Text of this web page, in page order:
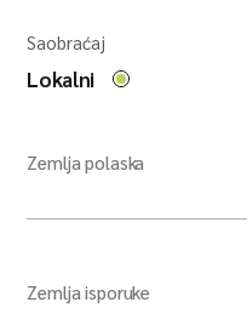
Saobraćaj
Lokalni
Zemlja polaska
Zemlja isporuke